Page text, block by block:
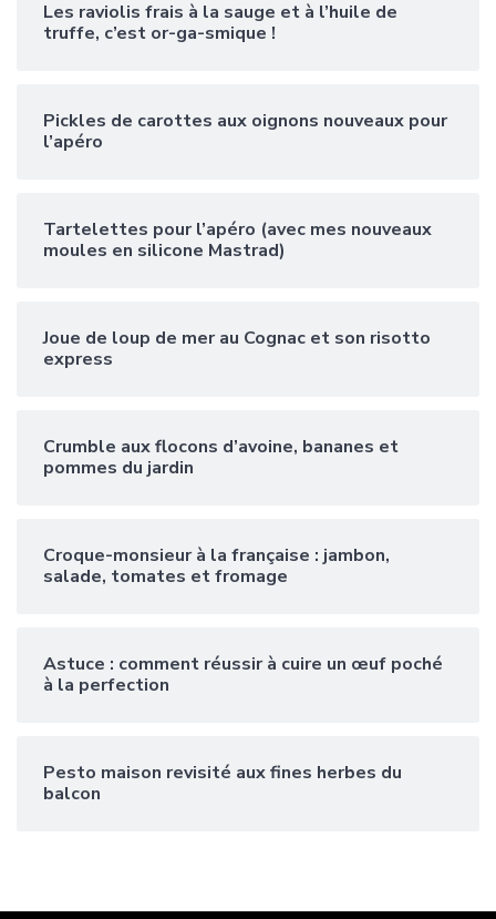
Les raviolis frais à la sauge et à l’huile de
truffe, c’est or-ga-smique !
Pickles de carottes aux oignons nouveaux pour
l’apéro
Tartelettes pour l’apéro (avec mes nouveaux
moules en silicone Mastrad)
Joue de loup de mer au Cognac et son risotto
express
Crumble aux flocons d’avoine, bananes et
pommes du jardin
Croque-monsieur à la française : jambon,
salade, tomates et fromage
Astuce : comment réussir à cuire un œuf poché
à la perfection
Pesto maison revisité aux fines herbes du
balcon